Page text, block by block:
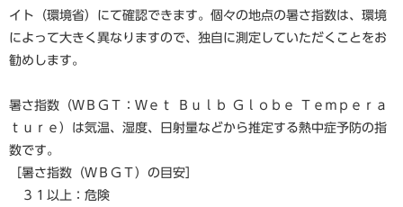
イト（環境省）にて確認できます。個々の地点の暑さ指数は、環境
によって大きく異なりますので、独自に測定していただくことをお
勧めします。
暑さ指数（ＷＢＧＴ：Ｗｅｔ Ｂｕｌｂ Ｇｌｏｂｅ Ｔｅｍｐｅｒａ
ｔｕｒｅ）は気温、湿度、日射量などから推定する熱中症予防の指
数です。
［暑さ指数（ＷＢＧＴ）の目安］
３１以上：危険